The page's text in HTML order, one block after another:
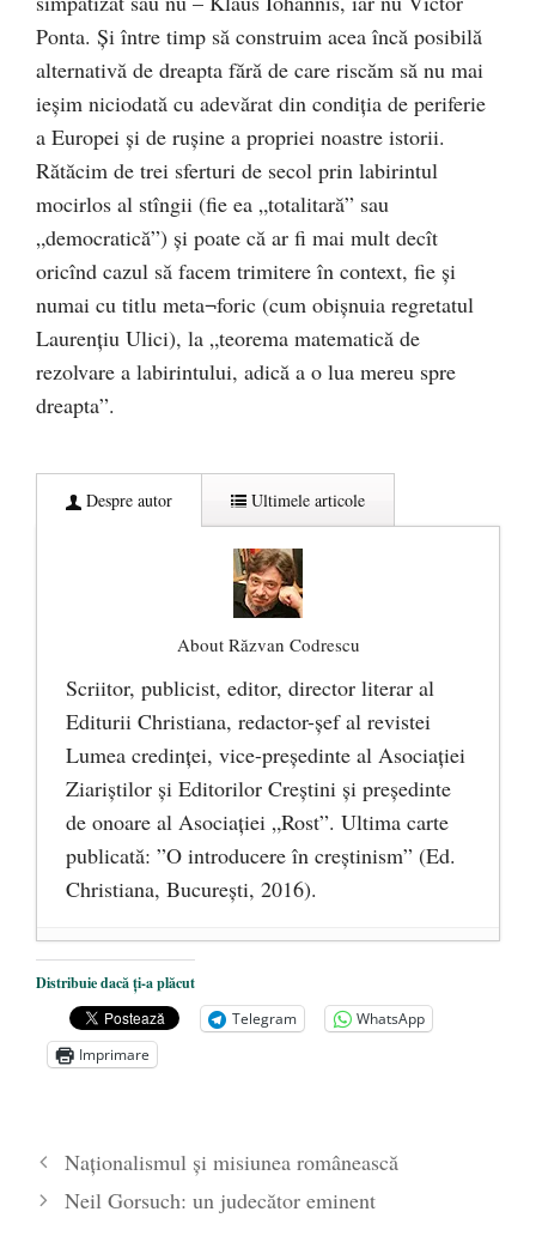
Ponta. Și între timp să construim acea încă posibilă
alternativă de dreapta fără de care riscăm să nu mai
ieșim niciodată cu adevărat din condiția de periferie
a Europei și de rușine a propriei noastre istorii.
Rătăcim de trei sferturi de secol prin labirintul
mocirlos al stîngii (fie ea „totalitară” sau
„democratică”) și poate că ar fi mai mult decît
oricînd cazul să facem trimitere în context, fie şi
numai cu titlu meta¬foric (cum obişnuia regretatul
Laurenţiu Ulici), la „teorema matematică de
rezolvare a labirintului, adică a o lua mereu spre
dreapta”.
Despre autor Ultimele articole
About Răzvan Codrescu
Scriitor, publicist, editor, director literar al
Editurii Christiana, redactor-şef al revistei
Lumea credinţei, vice-preşedinte al Asociaţiei
Ziariştilor şi Editorilor Creştini şi preşedinte
de onoare al Asociaţiei „Rost”. Ultima carte
publicată: ”O introducere în creștinism” (Ed.
Christiana, Bucureşti, 2016).
DANA KONYA-PETRIȘOR, ÎNTRU
VEȘNICĂ POMENIRE
- 17 martie 2021
ÎNĂLȚATU-S-A! - 28 mai 2020
Sic credo – Francisco Franco (1892-1975)
Distribuie dacă ți-a plăcut
Telegram
WhatsApp
Imprimare
Naționalismul și misiunea românească
Neil Gorsuch: un judecător eminent